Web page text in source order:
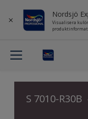
Nordsjö
Visualisera
S 7010-R30B